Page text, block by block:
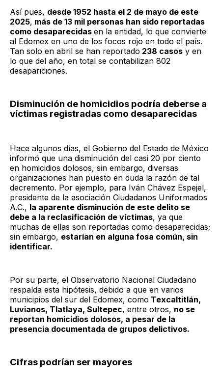
Así pues, desde 1952 hasta el 2 de mayo de este
2025, más de 13 mil personas han sido reportadas
como desaparecidas en la entidad, lo que convierte
al Edomex en uno de los focos rojo en todo el país.
Tan solo en abril se han reportado 238 casos y en
lo que del año, en total se contabilizan 802
desapariciones.
Disminución de homicidios podría deberse a
víctimas registradas como desaparecidas
Hace algunos días, el Gobierno del Estado de México
informó que una disminución del casi 20 por ciento
en homicidios dolosos, sin embargo, diversas
organizaciones han puesto en duda la razón de tal
decremento. Por ejemplo, para Iván Chávez Espejel,
presidente de la asociación Ciudadanos Uniformados
A.C., la aparente disminución de este delito se
debe a la reclasificación de víctimas, ya que
muchas de ellas son reportadas como desaparecidas;
sin embargo, estarían en alguna fosa común, sin
identificar.
Por su parte, el Observatorio Nacional Ciudadano
respalda esta hipótesis, debido a que en varios
municipios del sur del Edomex, como Texcaltitlán,
Luvianos, Tlatlaya, Sultepec, entre otros, no se
reportan homicidios dolosos, a pesar de la
presencia documentada de grupos delictivos.
Cifras podrían ser mayores